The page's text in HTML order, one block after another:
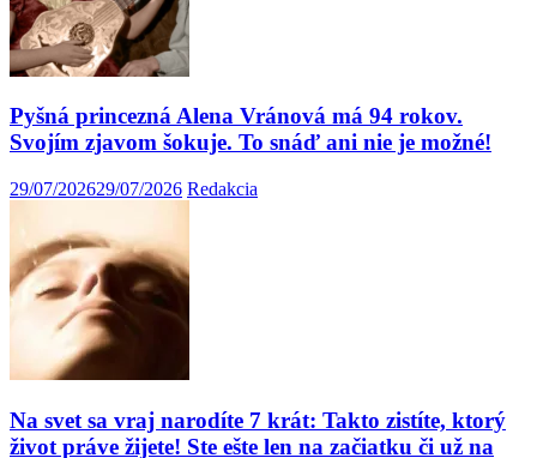
Pyšná princezná Alena Vránová má 94 rokov.
Svojím zjavom šokuje. To snáď ani nie je možné!
29/07/202629/07/2026 Redakcia
Na svet sa vraj narodíte 7 krát: Takto zistíte, ktorý
život práve žijete! Ste ešte len na začiatku či už na